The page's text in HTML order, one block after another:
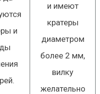
и
и имеют
кратеры
диаметром
более 2 мм,
вилку
желательно